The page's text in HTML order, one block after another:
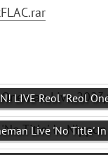
LIVE Reol "Reol
Live 'No Title'